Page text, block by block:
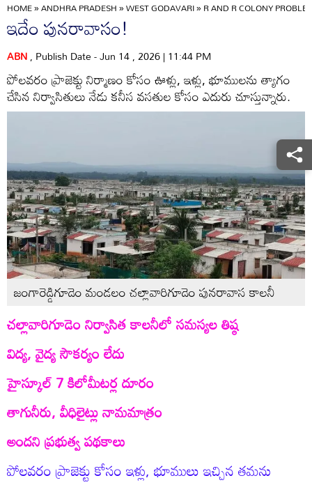
HOME»ANDHRA PRADESH»WEST GODAVARI»R AND R COLONY
ఇదేం పునరావాసం!
ABN, Publish Date - Jun 14 , 2026 | 11:44 PM
పోలవరం ప్రాజెక్టు నిర్మాణం కోసం ఊళ్లు, ఇళ్లు, భూములను త్యాగం
చేసిన నిర్వాసితులు నేడు కనీస వసతుల కోసం ఎదురు చూస్తున్నారు.
జంగారెడ్డిగూడెం మండలం చల్లావారిగూడెం పునరావాస కాలనీ
చల్లావారిగూడెం నిర్వాసిత కాలనీలో సమస్యల తిష్ఠ
విద్య, వైద్య సౌకర్యం లేదు
హైస్కూల్‌ 7 కిలోమీటర్ల దూరం
తాగునీరు, వీధిలైట్లు నామమాత్రం
అందని ప్రభుత్వ పథకాలు
పోలవరం ప్రాజెక్టు కోసం ఇళ్లు, భూములు ఇచ్చిన తమను